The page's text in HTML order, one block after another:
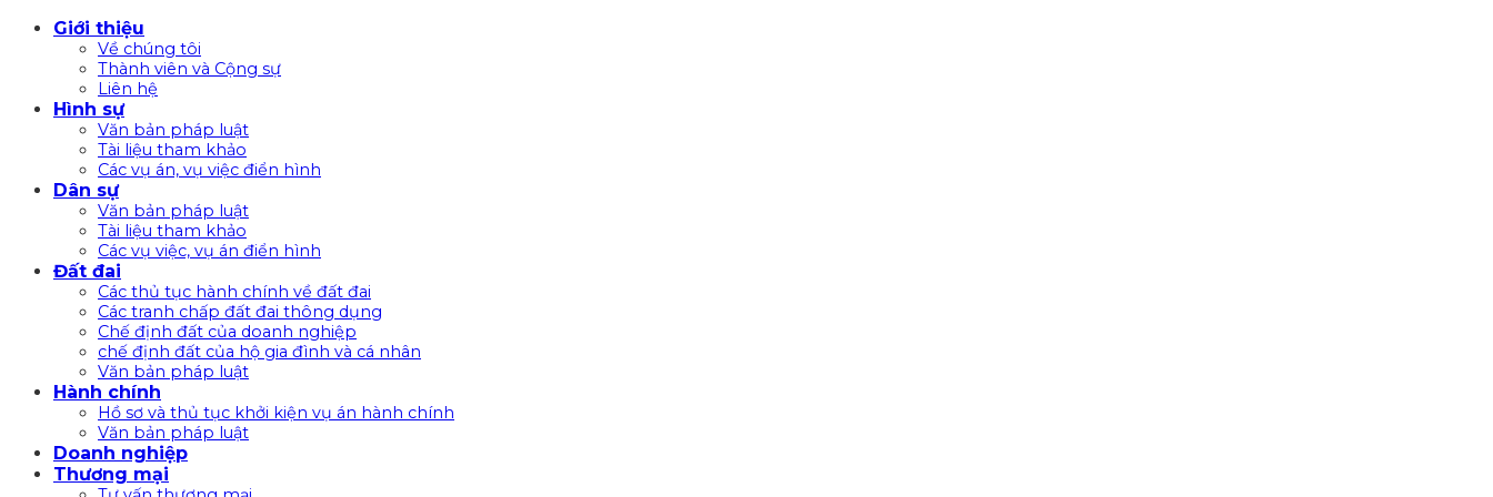
Giới thiệu
Về chúng tôi
Thành viên và Cộng sự
Liên hệ
Hình sự
Văn bản pháp luật
Tài liệu tham khảo
Các vụ án, vụ việc điển hình
Dân sự
Văn bản pháp luật
Tài liệu tham khảo
Các vụ việc, vụ án điển hình
Đất đai
Các thủ tục hành chính về đất đai
Các tranh chấp đất đai thông dụng
Chế định đất của doanh nghiệp
chế định đất của hộ gia đình và cá nhân
Văn bản pháp luật
Hành chính
Hồ sơ và thủ tục khởi kiện vụ án hành chính
Văn bản pháp luật
Doanh nghiệp
Thương mại